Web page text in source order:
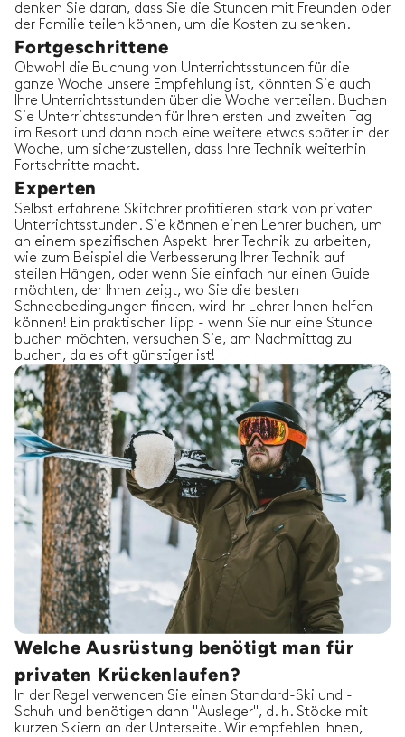
denken Sie daran, dass Sie die Stunden mit Freunden oder
der Familie teilen können, um die Kosten zu senken.
Fortgeschrittene
Obwohl die Buchung von Unterrichtsstunden für die
ganze Woche unsere Empfehlung ist, könnten Sie auch
Ihre Unterrichtsstunden über die Woche verteilen. Buchen
Sie Unterrichtsstunden für Ihren ersten und zweiten Tag
im Resort und dann noch eine weitere etwas später in der
Woche, um sicherzustellen, dass Ihre Technik weiterhin
Fortschritte macht.
Experten
Selbst erfahrene Skifahrer profitieren stark von privaten
Unterrichtsstunden. Sie können einen Lehrer buchen, um
an einem spezifischen Aspekt Ihrer Technik zu arbeiten,
wie zum Beispiel die Verbesserung Ihrer Technik auf
steilen Hängen, oder wenn Sie einfach nur einen Guide
möchten, der Ihnen zeigt, wo Sie die besten
Schneebedingungen finden, wird Ihr Lehrer Ihnen helfen
können! Ein praktischer Tipp - wenn Sie nur eine Stunde
buchen möchten, versuchen Sie, am Nachmittag zu
buchen, da es oft günstiger ist!
Welche Ausrüstung benötigt man für
privaten Krückenlaufen?
In der Regel verwenden Sie einen Standard-Ski und -
Schuh und benötigen dann "Ausleger", d. h. Stöcke mit
kurzen Skiern an der Unterseite. Wir empfehlen Ihnen,